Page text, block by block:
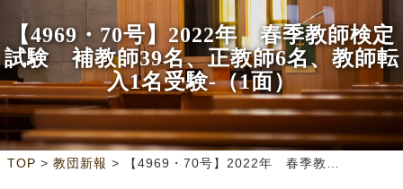
【4969・70号】2022年 春季教師検定
試験 補教師39名、正教師6名、教師転
入1名受験-（1面）
TOP > 教団新報 > 【4969・70号】2022年 春季教師検定試験 補教師39名、正教師6名、教師転入1名受験-（1面）